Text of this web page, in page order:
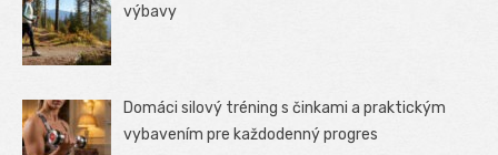
výbavy
Domáci silový tréning s činkami a praktickým
vybavením pre každodenný progres